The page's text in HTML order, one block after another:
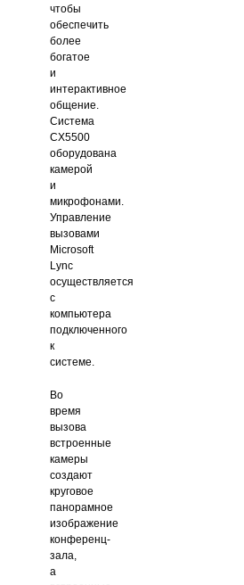
чтобы
обеспечить
более
богатое
и
интерактивное
общение.
Система
CX5500
оборудована
камерой
и
микрофонами.
Управление
вызовами
Microsoft
Lync
осуществляется
с
компьютера
подключенного
к
системе.
Во
время
вызова
встроенные
камеры
создают
круговое
панорамное
изображение
конференц-
зала,
а